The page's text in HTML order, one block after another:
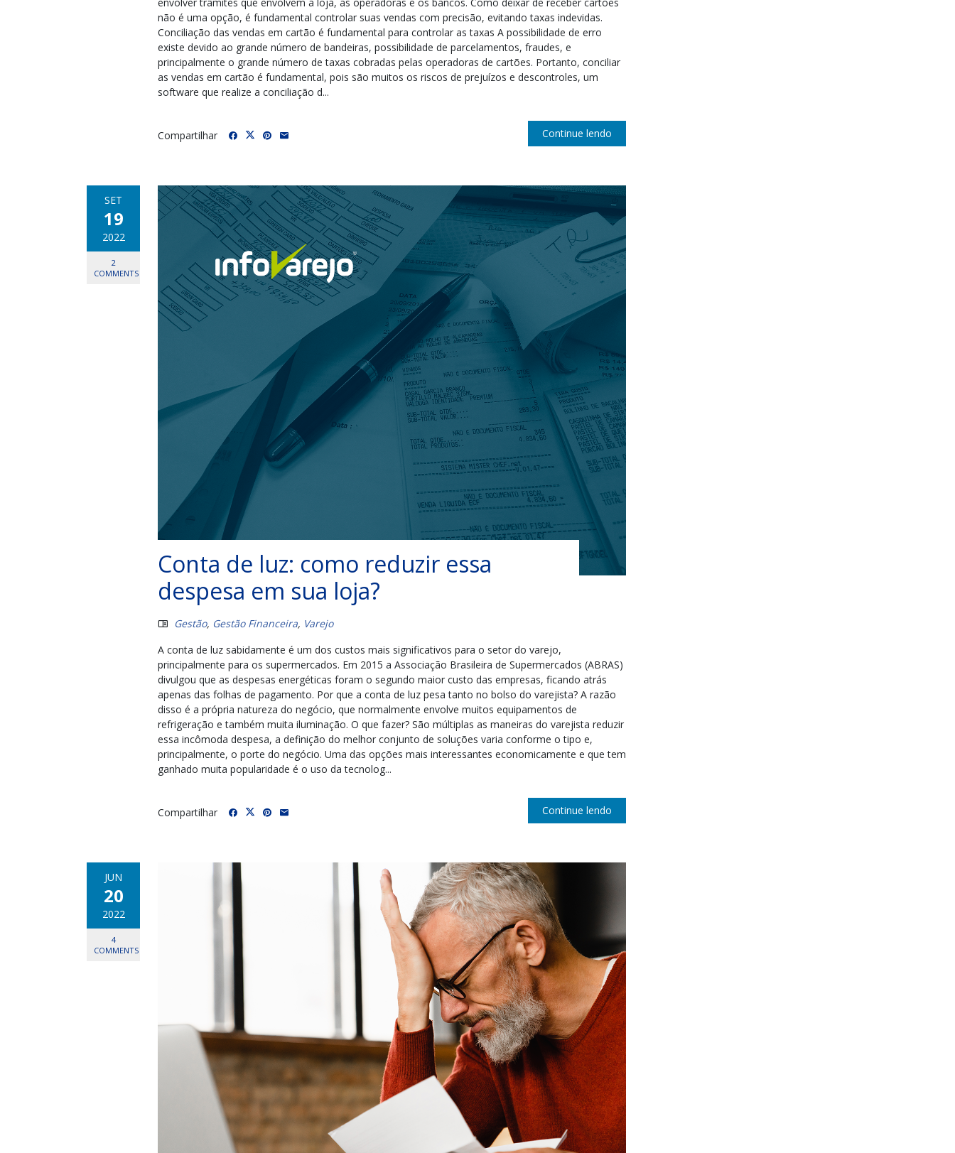
não é uma opção, é fundamental controlar suas vendas com precisão, evitando taxas indevidas.
Conciliação das vendas em cartão é fundamental para controlar as taxas A possibilidade de erro
existe devido ao grande número de bandeiras, possibilidade de parcelamentos, fraudes, e
principalmente o grande número de taxas cobradas pelas operadoras de cartões. Portanto, conciliar
as vendas em cartão é fundamental, pois são muitos os riscos de prejuízos e descontroles, um
software que realize a conciliação d...
Continue lendo
Compartilhar
SET
19
2022
2
COMMENTS
Conta de luz: como reduzir essa
despesa em sua loja?
Gestão, Gestão Financeira, Varejo
A conta de luz sabidamente é um dos custos mais significativos para o setor do varejo,
principalmente para os supermercados. Em 2015 a Associação Brasileira de Supermercados (ABRAS)
divulgou que as despesas energéticas foram o segundo maior custo das empresas, ficando atrás
apenas das folhas de pagamento. Por que a conta de luz pesa tanto no bolso do varejista? A razão
disso é a própria natureza do negócio, que normalmente envolve muitos equipamentos de
refrigeração e também muita iluminação. O que fazer? São múltiplas as maneiras do varejista reduzir
essa incômoda despesa, a definição do melhor conjunto de soluções varia conforme o tipo e,
principalmente, o porte do negócio. Uma das opções mais interessantes economicamente e que tem
ganhado muita popularidade é o uso da tecnolog...
Continue lendo
Compartilhar
JUN
20
2022
4
COMMENTS